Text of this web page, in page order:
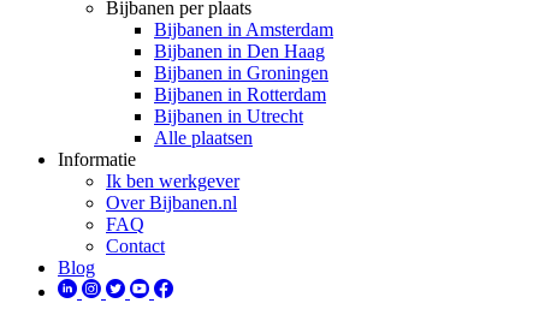
Bijbanen per plaats
Bijbanen in Amsterdam
Bijbanen in Den Haag
Bijbanen in Groningen
Bijbanen in Rotterdam
Bijbanen in Utrecht
Alle plaatsen
Informatie
Ik ben werkgever
Over Bijbanen.nl
FAQ
Contact
Blog